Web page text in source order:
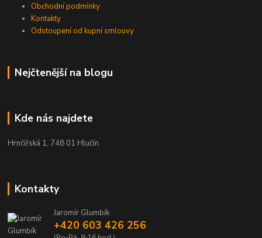
Obchodní podmínky
Kontakty
Odstoupení od kupní smlouvy
Nejčtenější na blogu
Kde nás najdete
Hrnčířská 1, 748 01 Hlučín
Kontakty
Jaromír Glumbík
+420 603 426 256